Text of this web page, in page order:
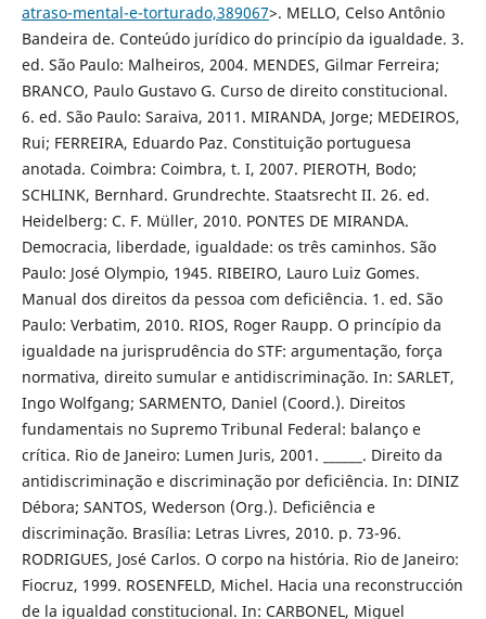
atraso-mental-e-torturado,389067>. MELLO, Celso Antônio
Bandeira de. Conteúdo jurídico do princípio da igualdade. 3.
ed. São Paulo: Malheiros, 2004. MENDES, Gilmar Ferreira;
BRANCO, Paulo Gustavo G. Curso de direito constitucional.
6. ed. São Paulo: Saraiva, 2011. MIRANDA, Jorge; MEDEIROS,
Rui; FERREIRA, Eduardo Paz. Constituição portuguesa
anotada. Coimbra: Coimbra, t. I, 2007. PIEROTH, Bodo;
SCHLINK, Bernhard. Grundrechte. Staatsrecht II. 26. ed.
Heidelberg: C. F. Müller, 2010. PONTES DE MIRANDA.
Democracia, liberdade, igualdade: os três caminhos. São
Paulo: José Olympio, 1945. RIBEIRO, Lauro Luiz Gomes.
Manual dos direitos da pessoa com deficiência. 1. ed. São
Paulo: Verbatim, 2010. RIOS, Roger Raupp. O princípio da
igualdade na jurisprudência do STF: argumentação, força
normativa, direito sumular e antidiscriminação. In: SARLET,
Ingo Wolfgang; SARMENTO, Daniel (Coord.). Direitos
fundamentais no Supremo Tribunal Federal: balanço e
crítica. Rio de Janeiro: Lumen Juris, 2001. ______. Direito da
antidiscriminação e discriminação por deficiência. In: DINIZ
Débora; SANTOS, Wederson (Org.). Deficiência e
discriminação. Brasília: Letras Livres, 2010. p. 73-96.
RODRIGUES, José Carlos. O corpo na história. Rio de Janeiro:
Fiocruz, 1999. ROSENFELD, Michel. Hacia una reconstrucción
de la igualdad constitucional. In: CARBONEL, Miguel